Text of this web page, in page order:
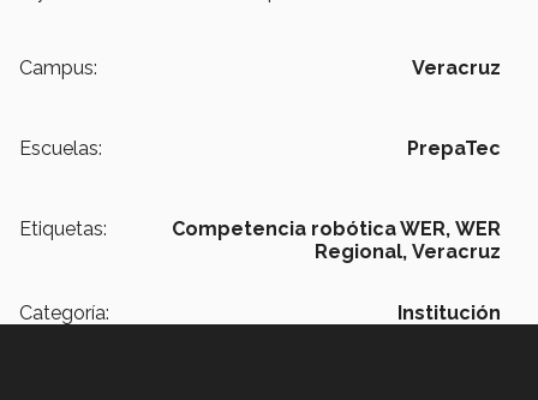
Campus: Veracruz
Escuelas: PrepaTec
Etiquetas: Competencia robótica WER, WER
Regional, Veracruz
Categoría: Institución